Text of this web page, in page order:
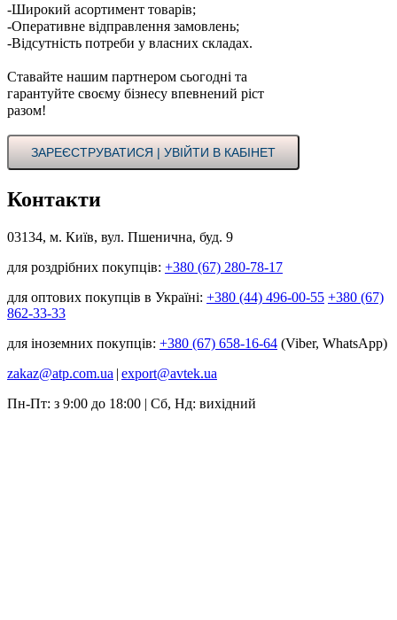
-Широкий асортимент товарів;
-Оперативне відправлення замовлень;
-Відсутність потреби у власних складах.
Ставайте нашим партнером сьогодні та
гарантуйте своєму бізнесу впевнений ріст
разом!
ЗАРЕЄСТРУВАТИСЯ | УВІЙТИ В КАБІНЕТ
Контакти
03134, м. Київ, вул. Пшенична, буд. 9
для роздрібних покупців: +380 (67) 280-78-17
для оптових покупців в Україні: +380 (44) 496-00-55 +380 (67)
862-33-33
для іноземних покупців: +380 (67) 658-16-64 (Viber, WhatsApp)
zakaz@atp.com.ua | export@avtek.ua
Пн-Пт: з 9:00 до 18:00 | Сб, Нд: вихідний